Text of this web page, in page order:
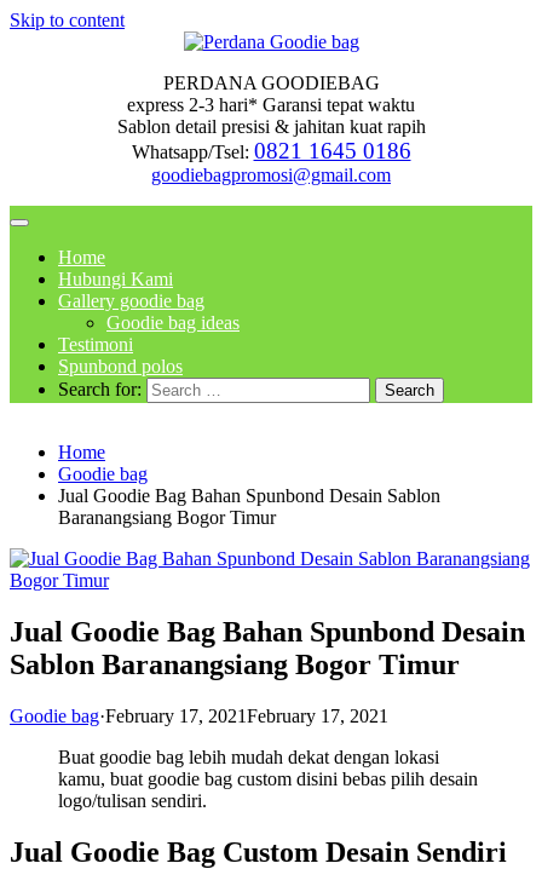
Skip to content
PERDANA GOODIEBAG
express 2-3 hari* Garansi tepat waktu
Sablon detail presisi & jahitan kuat rapih
Whatsapp/Tsel: 0821 1645 0186
goodiebagpromosi@gmail.com
Home
Hubungi Kami
Gallery goodie bag
Goodie bag ideas
Testimoni
Spunbond polos
Search for:
Home
Goodie bag
Jual Goodie Bag Bahan Spunbond Desain Sablon
Baranangsiang Bogor Timur
Jual Goodie Bag Bahan Spunbond Desain
Sablon Baranangsiang Bogor Timur
Goodie bag·February 17, 2021February 17, 2021
Buat goodie bag lebih mudah dekat dengan lokasi
kamu, buat goodie bag custom disini bebas pilih desain
logo/tulisan sendiri.
Jual Goodie Bag Custom Desain Sendiri